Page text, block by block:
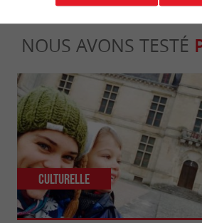
NOUS AVONS TESTÉ
Culturelle